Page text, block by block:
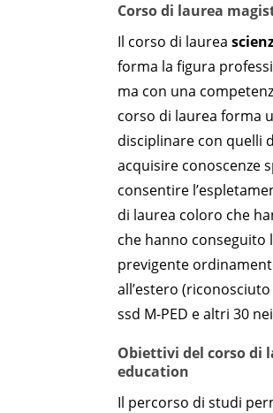
Corso di laurea
Il corso di laurea
forma la figura
ma con una
corso di laurea forma
disciplinare con quelli
acquisire conoscenze
consentire
di laurea coloro che
che hanno conseguito
previgente
all’estero
ssd M-PED e altri 30
Obiettivi del corso di
education
Il percorso di studi